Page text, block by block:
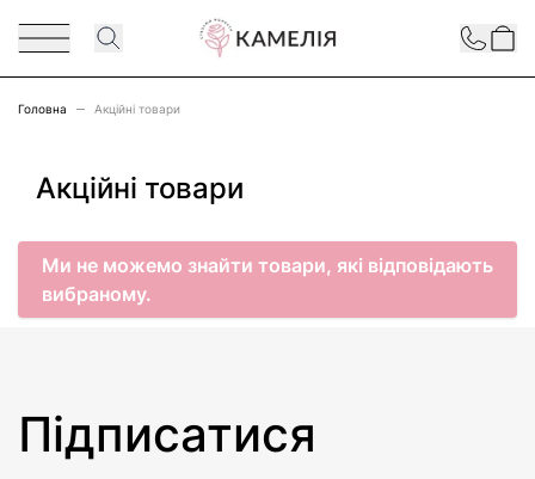
Contact
Головна Акційні товари
Акційні товари
Ми не можемо знайти товари, які відповідають
вибраному.
Підписатися